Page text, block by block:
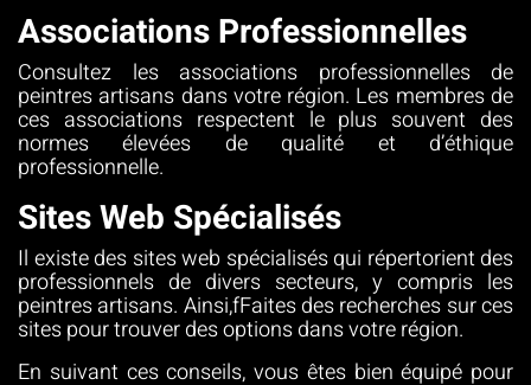
Associations Professionnelles
Consultez les associations professionnelles de
peintres artisans dans votre région. Les membres de
ces associations respectent le plus souvent des
normes élevées de qualité et d’éthique
professionnelle.
Sites Web Spécialisés
Il existe des sites web spécialisés qui répertorient des
professionnels de divers secteurs, y compris les
peintres artisans. Ainsi,fFaites des recherches sur ces
sites pour trouver des options dans votre région.
En suivant ces conseils, vous êtes bien équipé pour